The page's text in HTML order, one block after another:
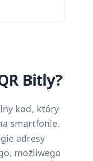
Bitly?
kod, który
smartfonie.
adresy
możliwego